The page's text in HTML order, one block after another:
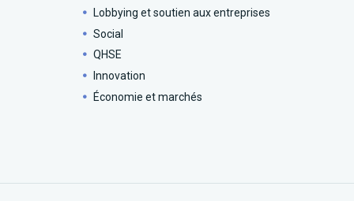
Lobbying et soutien aux entreprises
Social
QHSE
Innovation
Économie et marchés